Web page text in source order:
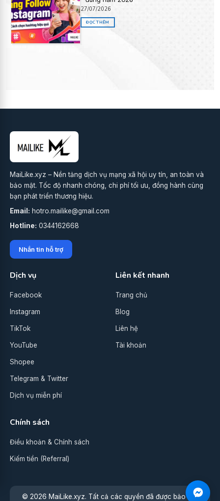
27/07/2026
ĐỌC THÊM
MaiLike.xyz – Nền tảng dịch vụ mạng xã hội uy tín, an toàn và
bảo mật. Tốc độ nhanh chóng, chi phí tối ưu, đồng hành cùng
bạn phát triển thương hiệu.
Email: hotro.mailike@gmail.com
Hotline: 0344162668
Nhắn tin hỗ trợ
Dịch vụ
Facebook
Instagram
TikTok
YouTube
Shopee
Telegram & Twitter
Dịch vụ miễn phí
Liên kết nhanh
Trang chủ
Blog
Liên hệ
Tài khoản
Chính sách
Điều khoản & Chính sách
Kiếm tiền (Referral)
© 2026 MaiLike.xyz. Tất cả các quyền đã được bảo lưu.